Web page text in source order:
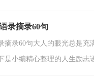
录摘录60句
摘录60句大人的眼光总是
是小编精心整理的人生励志